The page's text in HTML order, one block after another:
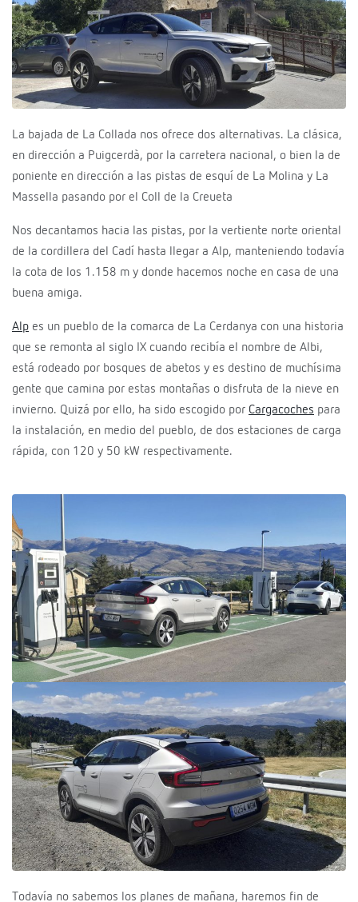
La bajada de La Collada nos ofrece dos alternativas. La clásica,
en dirección a Puigcerdà, por la carretera nacional, o bien la de
poniente en dirección a las pistas de esquí de La Molina y La
Massella pasando por el Coll de la Creueta
Nos decantamos hacia las pistas, por la vertiente norte oriental
de la cordillera del Cadí hasta llegar a Alp, manteniendo todavía
la cota de los 1.158 m y donde hacemos noche en casa de una
buena amiga.
Alp es un pueblo de la comarca de La Cerdanya con una historia
que se remonta al siglo IX cuando recibía el nombre de Albi,
está rodeado por bosques de abetos y es destino de muchísima
gente que camina por estas montañas o disfruta de la nieve en
invierno. Quizá por ello, ha sido escogido por Cargacoches para
la instalación, en medio del pueblo, de dos estaciones de carga
rápida, con 120 y 50 kW respectivamente.
Todavía no sabemos los planes de mañana, haremos fin de